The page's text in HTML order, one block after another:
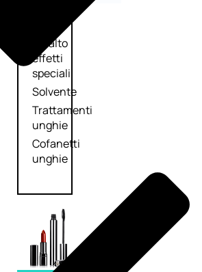
Smalto
Smalto
effetti
speciali
Solvente
Trattamenti
unghie
Cofanetti
unghie